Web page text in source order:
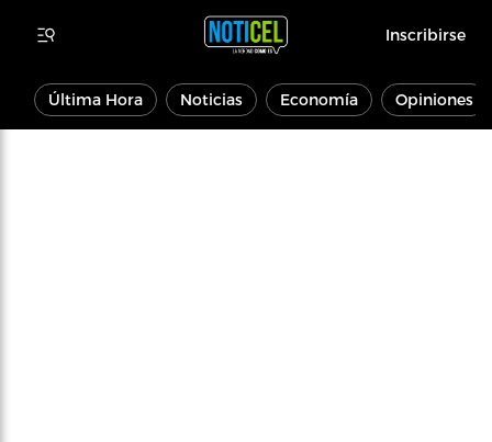
Inscribirse
Última Hora Noticias Economía Opiniones